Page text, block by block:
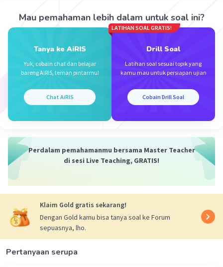
Mau pemahaman lebih dalam untuk soal ini?
Tanya ke AiRIS
Yuk, cobain chat dan belajar
bareng AiRIS, teman pintarmu!
Chat AiRIS
LATIHAN SOAL GRATIS!
Drill Soal
Latihan soal sesuai topik yang
kamu mau untuk persiapan ujian
Cobain Drill Soal
Perdalam pemahamanmu bersama Master Teacher
di sesi Live Teaching, GRATIS!
Klaim Gold gratis sekarang!
Dengan Gold kamu bisa tanya soal ke Forum
sepuasnya, lho.
Pertanyaan serupa